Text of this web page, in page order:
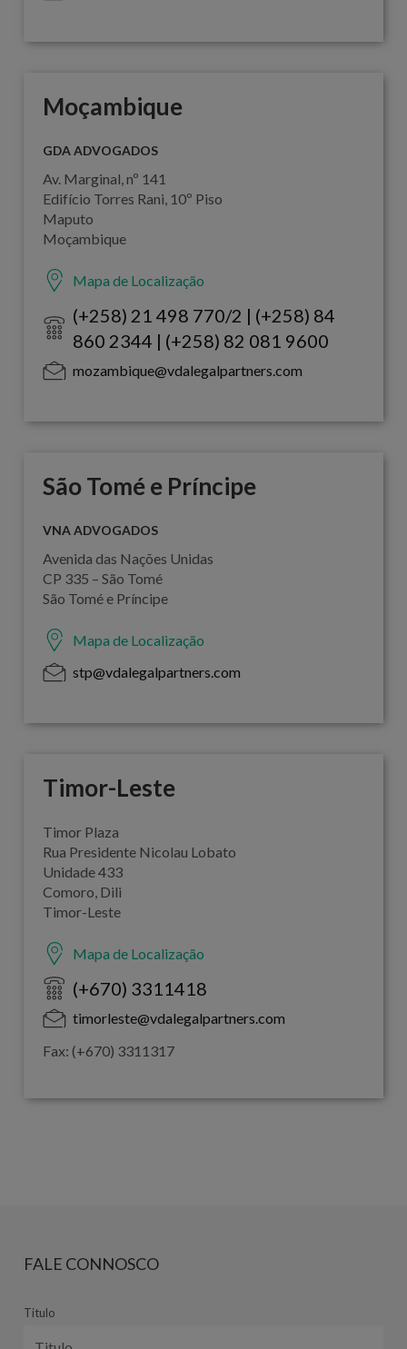
Moçambique
GDA ADVOGADOS
Av. Marginal, nº 141
Edifício Torres Rani, 10º Piso
Maputo
Moçambique
Mapa de Localização
(+258) 21 498 770/2 | (+258) 84
860 2344 | (+258) 82 081 9600
mozambique@vdalegalpartners.com
São Tomé e Príncipe
VNA ADVOGADOS
Avenida das Nações Unidas
CP 335 – São Tomé
São Tomé e Príncipe
Mapa de Localização
stp@vdalegalpartners.com
Timor-Leste
Timor Plaza
Rua Presidente Nicolau Lobato
Unidade 433
Comoro, Dili
Timor-Leste
Mapa de Localização
(+670) 3311418
timorleste@vdalegalpartners.com
Fax: (+670) 3311317
FALE CONNOSCO
Titulo